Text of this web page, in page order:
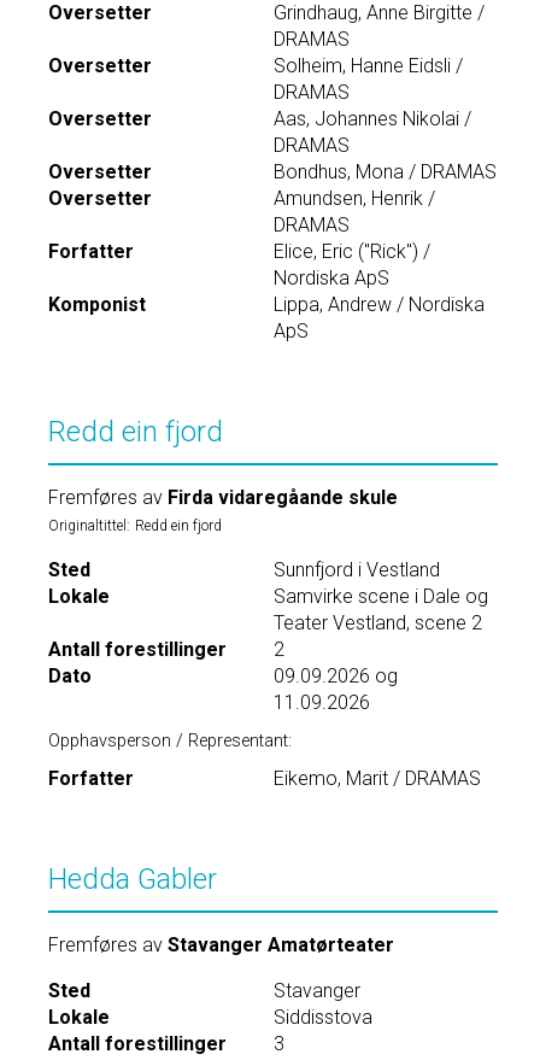
Oversetter
Grindhaug, Anne Birgitte /
DRAMAS
Oversetter
Solheim, Hanne Eidsli /
DRAMAS
Oversetter
Aas, Johannes Nikolai /
DRAMAS
Oversetter
Bondhus, Mona / DRAMAS
Oversetter
Amundsen, Henrik /
DRAMAS
Forfatter
Elice, Eric ("Rick") /
Nordiska ApS
Komponist
Lippa, Andrew / Nordiska
ApS
Redd ein fjord
Fremføres av Firda vidaregåande skule
Originaltittel: Redd ein fjord
Sted
Sunnfjord i Vestland
Lokale
Samvirke scene i Dale og
Teater Vestland, scene 2
Antall forestillinger
2
Dato
09.09.2026 og
11.09.2026
Opphavsperson / Representant:
Forfatter Eikemo, Marit / DRAMAS
Hedda Gabler
Fremføres av Stavanger Amatørteater
Sted
Stavanger
Lokale
Siddisstova
Antall forestillinger
3